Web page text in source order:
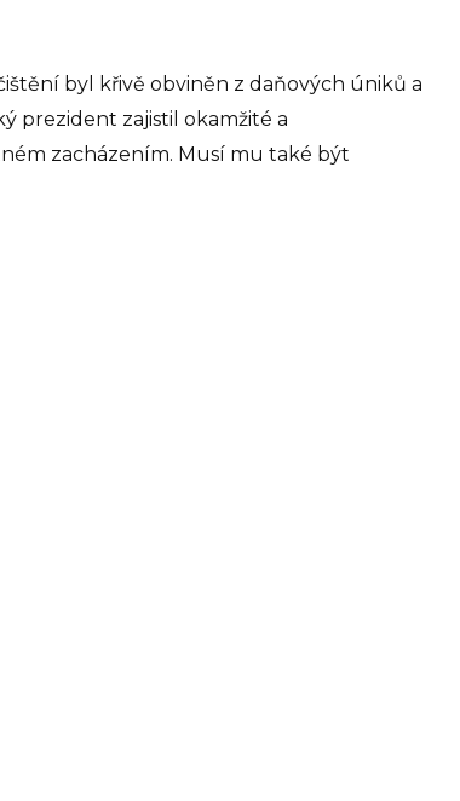
byl křivě obviněn z daňových úniků a
prezident zajistil okamžité a
zacházením. Musí mu také být